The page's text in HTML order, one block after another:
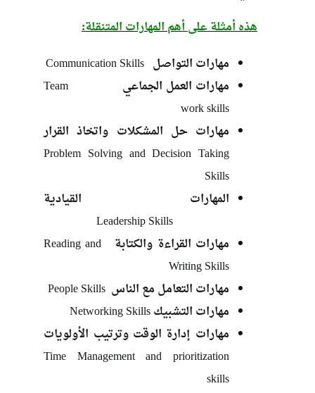
هذه أمثلة على أهم المهارات المتنقلة:
مهارات التواصل Communication Skills
مهارات العمل الجماعي Team
work skills
مهارات حل المشكلات واتخاذ القرار
Problem Solving and Decision Taking
Skills
المهارات القيادية
Leadership Skills
مهارات القراءة والكتابة Reading and
Writing Skills
مهارات التعامل مع الناس People Skills
مهارات التشبيك Networking Skills
مهارات إدارة الوقت وترتيب الأولويات
Time Management and prioritization
skills